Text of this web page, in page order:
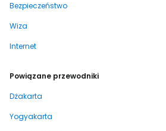
Bezpieczeństwo
Wiza
Internet
Powiązane przewodniki
Dżakarta
Yogyakarta